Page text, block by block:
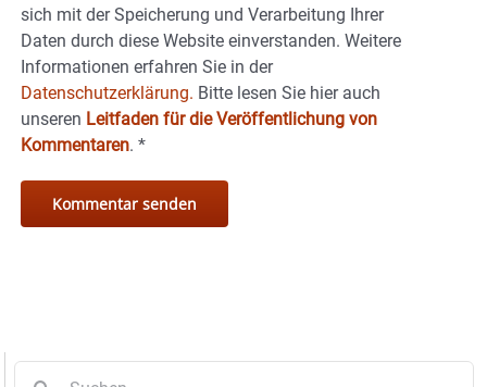
sich mit der Speicherung und Verarbeitung Ihrer
Daten durch diese Website einverstanden. Weitere
Informationen erfahren Sie in der
Datenschutzerklärung. Bitte lesen Sie hier auch
unseren Leitfaden für die Veröffentlichung von
Kommentaren. *